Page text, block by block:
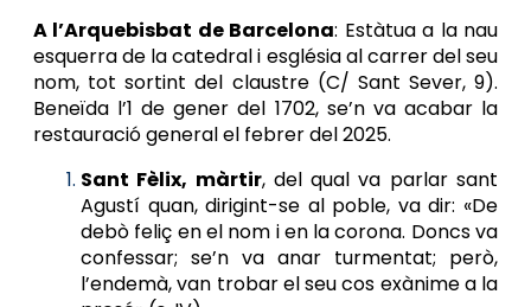
A l’Arquebisbat de Barcelona: Estàtua a la nau
esquerra de la catedral i església al carrer del seu
nom, tot sortint del claustre (C/ Sant Sever, 9).
Beneïda l’1 de gener del 1702, se’n va acabar la
restauració general el febrer del 2025.
Sant Fèlix, màrtir, del qual va parlar sant
Agustí quan, dirigint-se al poble, va dir: «De
debò feliç en el nom i en la corona. Doncs va
confessar; se’n va anar turmentat; però,
l’endemà, van trobar el seu cos exànime a la